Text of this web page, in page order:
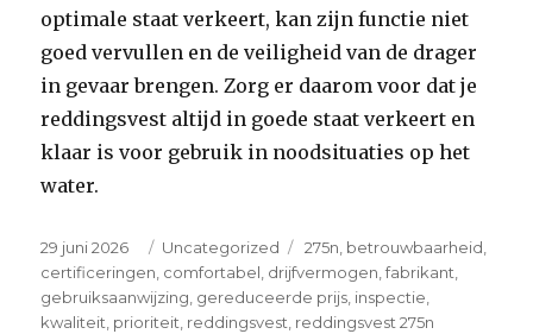
optimale staat verkeert, kan zijn functie niet
goed vervullen en de veiligheid van de drager
in gevaar brengen. Zorg er daarom voor dat je
reddingsvest altijd in goede staat verkeert en
klaar is voor gebruik in noodsituaties op het
water.
Posted
on
29 juni 2026 Categories
Uncategorized Tags
275n betrouwbaarheid
certificeringen comfortabel drijfvermogen ,fabrikant
gebruiksaanwijzing gereduceerde prijs inspectie
kwaliteit prioriteit reddingsvest reddingsvest 275n